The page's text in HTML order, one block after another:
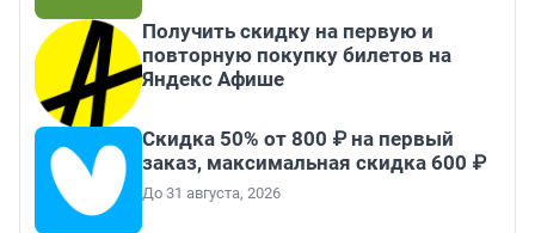
Получить скидку на первую и
повторную покупку билетов на
Яндекс Афише
Скидка 50% от 800 ₽ на первый
заказ, максимальная скидка 600 ₽
До 31 августа, 2026